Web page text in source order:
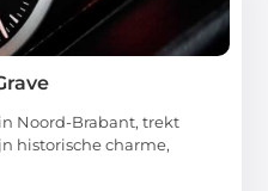
Noord-Brabant, trekt
historische charme,